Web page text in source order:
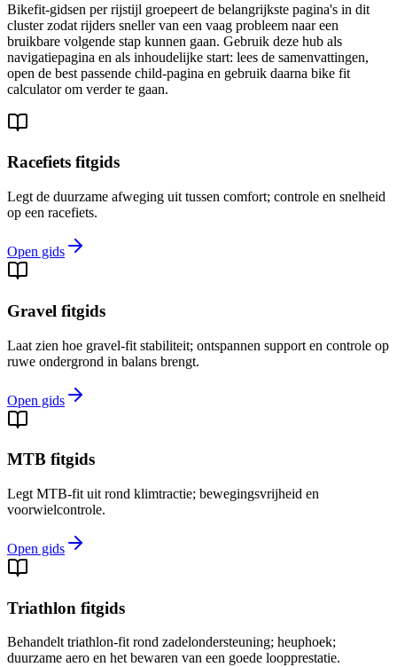
Bikefit-gidsen per rijstijl groepeert de belangrijkste pagina's in dit
cluster zodat rijders sneller van een vaag probleem naar een
bruikbare volgende stap kunnen gaan. Gebruik deze hub als
navigatiepagina en als inhoudelijke start: lees de samenvattingen,
open de best passende child-pagina en gebruik daarna bike fit
calculator om verder te gaan.
Racefiets fitgids
Legt de duurzame afweging uit tussen comfort; controle en snelheid
op een racefiets.
Open gids
Gravel fitgids
Laat zien hoe gravel-fit stabiliteit; ontspannen support en controle op
ruwe ondergrond in balans brengt.
Open gids
MTB fitgids
Legt MTB-fit uit rond klimtractie; bewegingsvrijheid en
voorwielcontrole.
Open gids
Triathlon fitgids
Behandelt triathlon-fit rond zadelondersteuning; heuphoek;
duurzame aero en het bewaren van een goede loopprestatie.